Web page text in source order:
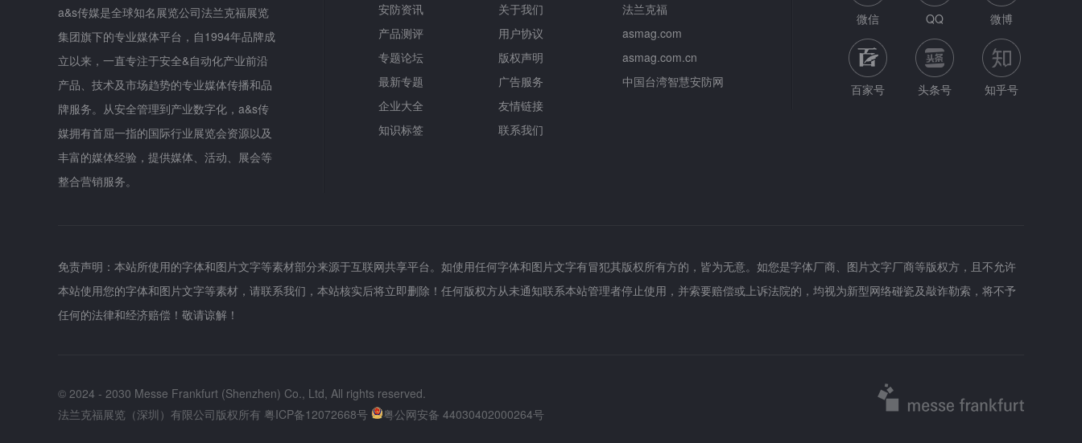
a&s传媒是全球知名展览公司法兰克福展览
集团旗下的专业媒体平台，自1994年品牌成
立以来，一直专注于安全&自动化产业前沿
产品、技术及市场趋势的专业媒体传播和品
牌服务。从安全管理到产业数字化，a&s传
媒拥有首屈一指的国际行业展览会资源以及
丰富的媒体经验，提供媒体、活动、展会等
整合营销服务。
安防资讯
产品测评
专题论坛
最新专题
企业大全
知识标签
关于我们
用户协议
版权声明
广告服务
友情链接
联系我们
法兰克福
asmag.com
asmag.com.cn
中国台湾智慧安防网
微信 QQ 微博
百家号 头条号 知乎号
免责声明：本站所使用的字体和图片文字等素材部分来源于互联网共享平台。如使用任何字体和图片文字有冒犯其版权所有方的，皆为无意。如您是字体厂商、图片文字厂商等版权方，且不允许
本站使用您的字体和图片文字等素材，请联系我们，本站核实后将立即删除！任何版权方从未通知联系本站管理者停止使用，并索要赔偿或上诉法院的，均视为新型网络碰瓷及敲诈勒索，将不予
任何的法律和经济赔偿！敬请谅解！
© 2024 - 2030 Messe Frankfurt (Shenzhen) Co., Ltd, All rights reserved.
法兰克福展览（深圳）有限公司版权所有 粤ICP备12072668号 粤公网安备 44030402000264号